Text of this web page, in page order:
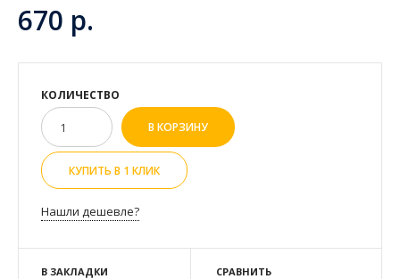
670 р.
КОЛИЧЕСТВО
КУПИТЬ В 1 КЛИК
Нашли дешевле?
В ЗАКЛАДКИ СРАВНИТЬ